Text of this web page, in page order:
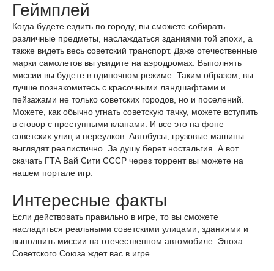
Геймплей
Когда будете ездить по городу, вы сможете собирать
различные предметы, наслаждаться зданиями той эпохи, а
также видеть весь советский транспорт. Даже отечественные
марки самолетов вы увидите на аэродромах. Выполнять
миссии вы будете в одиночном режиме. Таким образом, вы
лучше познакомитесь с красочными ландшафтами и
пейзажами не только советских городов, но и поселений.
Можете, как обычно угнать советскую тачку, можете вступить
в сговор с преступными кланами. И все это на фоне
советских улиц и переулков. Автобусы, грузовые машины
выглядят реалистично. За душу берет ностальгия. А вот
скачать ГТА Вай Сити СССР через торрент вы можете на
нашем портале игр.
Интересные факты
Если действовать правильно в игре, то вы сможете
насладиться реальными советскими улицами, зданиями и
выполнить миссии на отечественном автомобиле. Эпоха
Советского Союза ждет вас в игре.